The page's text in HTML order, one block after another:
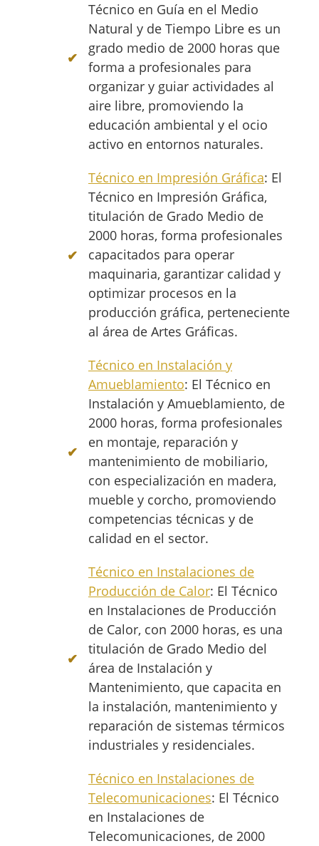
Técnico en Guía en el Medio
Natural y de Tiempo Libre es un
grado medio de 2000 horas que
forma a profesionales para
organizar y guiar actividades al
aire libre, promoviendo la
educación ambiental y el ocio
activo en entornos naturales.
Técnico en Impresión Gráfica: El
Técnico en Impresión Gráfica,
titulación de Grado Medio de
2000 horas, forma profesionales
capacitados para operar
maquinaria, garantizar calidad y
optimizar procesos en la
producción gráfica, perteneciente
al área de Artes Gráficas.
Técnico en Instalación y
Amueblamiento: El Técnico en
Instalación y Amueblamiento, de
2000 horas, forma profesionales
en montaje, reparación y
mantenimiento de mobiliario,
con especialización en madera,
mueble y corcho, promoviendo
competencias técnicas y de
calidad en el sector.
Técnico en Instalaciones de
Producción de Calor: El Técnico
en Instalaciones de Producción
de Calor, con 2000 horas, es una
titulación de Grado Medio del
área de Instalación y
Mantenimiento, que capacita en
la instalación, mantenimiento y
reparación de sistemas térmicos
industriales y residenciales.
Técnico en Instalaciones de
Telecomunicaciones: El Técnico
en Instalaciones de
Telecomunicaciones, de 2000